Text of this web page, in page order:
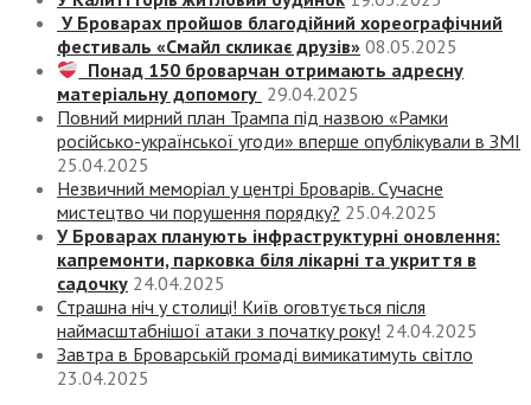
У Броварах пройшов благодійний хореографічний
фестиваль «Смайл скликає друзів» 08.05.2025
Понад 150 броварчан отримають адресну
матеріальну допомогу 29.04.2025
Повний мирний план Трампа під назвою «‎Рамки
російсько-української угоди» вперше опублікували в ЗМІ
25.04.2025
Незвичний меморіал у центрі Броварів. Сучасне
мистецтво чи порушення порядку? 25.04.2025
У Броварах планують інфраструктурні оновлення:
капремонти, парковка біля лікарні та укриття в
садочку 24.04.2025
Страшна ніч у столиці! Київ оговтується після
наймасштабнішої атаки з початку року! 24.04.2025
Завтра в Броварській громаді вимикатимуть світло
23.04.2025